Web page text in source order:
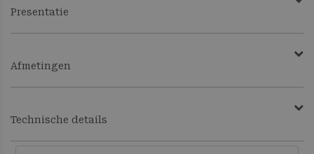
Presentatie
Afmetingen
Technische details